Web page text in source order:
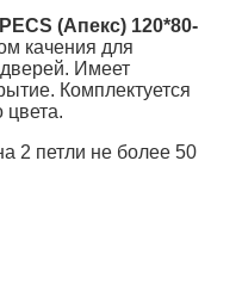
(Апекс) 120*80-
качения для
Имеет
Комплектуется
цвета.
2 петли не более 50